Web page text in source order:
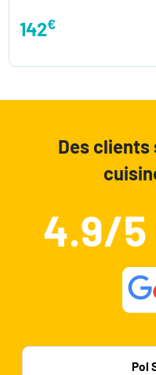
142€
Des
4.9/5
Pol